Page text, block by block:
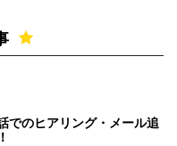
でのヒアリング・メール追